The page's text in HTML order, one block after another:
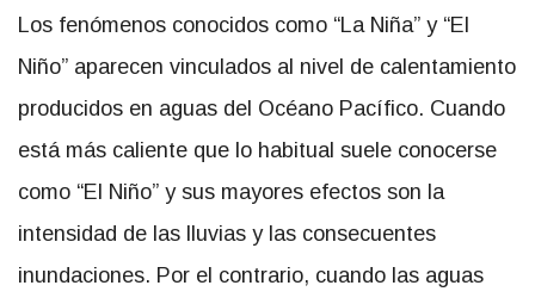
Los fenómenos conocidos como “La Niña” y “El
Niño” aparecen vinculados al nivel de calentamiento
producidos en aguas del Océano Pacífico. Cuando
está más caliente que lo habitual suele conocerse
como “El Niño” y sus mayores efectos son la
intensidad de las lluvias y las consecuentes
inundaciones. Por el contrario, cuando las aguas